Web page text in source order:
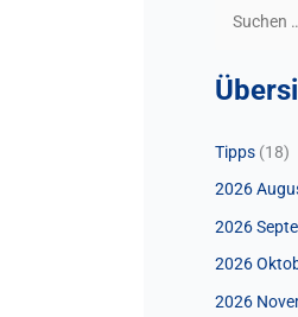
c
e
n
n
a
c
Tipps (18)
2026
2026
2026
2026